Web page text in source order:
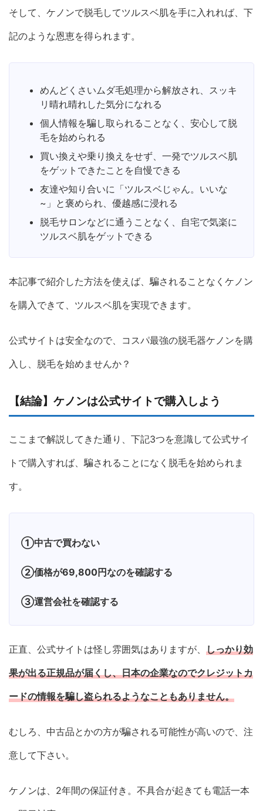
そして、ケノンで脱毛してツルスベ肌を手に入れれば、下
記のような恩恵を得られます。
めんどくさいムダ毛処理から解放され、スッキ
リ晴れ晴れした気分になれる
個人情報を騙し取られることなく、安心して脱
毛を始められる
買い換えや乗り換えをせず、一発でツルスベ肌
をゲットできたことを自慢できる
友達や知り合いに「ツルスベじゃん。いいな
~」と褒められ、優越感に浸れる
脱毛サロンなどに通うことなく、自宅で気楽に
ツルスベ肌をゲットできる
本記事で紹介した方法を使えば、騙されることなくケノン
を購入できて、ツルスベ肌を実現できます。
公式サイトは安全なので、コスパ最強の脱毛器ケノンを購
入し、脱毛を始めませんか？
【結論】ケノンは公式サイトで購入しよう
ここまで解説してきた通り、下記3つを意識して公式サイ
トで購入すれば、騙されることになく脱毛を始められま
す。
①中古で買わない
②価格が69,800円なのを確認する
③運営会社を確認する
正直、公式サイトは怪し雰囲気はありますが、 しっかり効
果が出る正規品が届くし、日本の企業なのでクレジットカ
ードの情報を騙し盗られるようなこともありません。
むしろ、中古品とかの方が騙される可能性が高いので、注
意して下さい。
ケノンは、2年間の保証付き。不具合が起きても電話一本